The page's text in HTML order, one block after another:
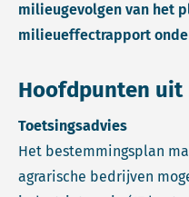
milieugevolgen van het
milieueffectrapport
Hoofdpunten uit
Toetsingsadvies
Het bestemmingsplan
agrarische bedrijven